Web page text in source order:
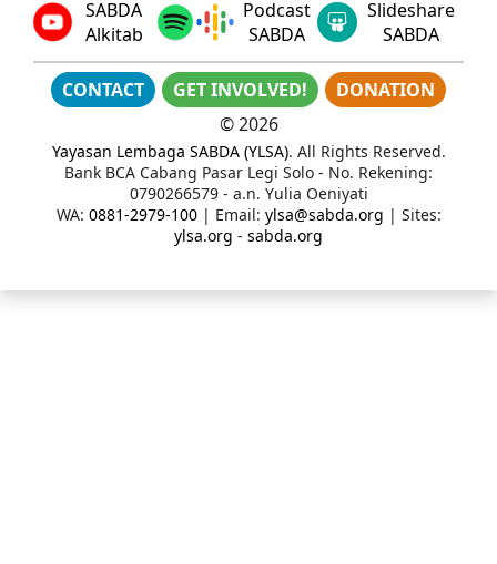
SABDA
Alkitab
Podcast
SABDA
Slideshare
SABDA
CONTACT GET INVOLVED!
DONATION
©2026
Yayasan Lembaga SABDA (YLSA). All Rights Reserved.
Bank BCA Cabang Pasar Legi Solo - No. Rekening:
0790266579 - a.n. Yulia Oeniyati
WA: 0881-2979-100| Email: ylsa@sabda.org | Sites:
ylsa.org - sabda.org